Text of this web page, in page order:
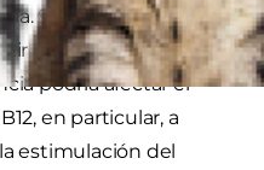
Se cree que, al ser
los alimentos en
podría afectar el
en particular, a
estimulación del